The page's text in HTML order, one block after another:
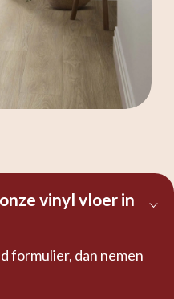
vinyl vloer in
formulier, dan nemen